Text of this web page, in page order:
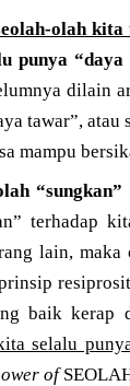
olah
punya “daya
dilain
tawar”,
mampu
terhadap
lain,
baik kerap
selalu
of